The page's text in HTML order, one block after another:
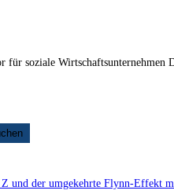
für soziale
und der umgekehrte Flynn-Effekt